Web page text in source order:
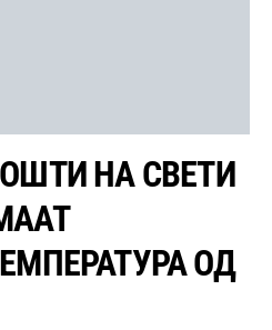
НА СВЕТИ
ОД